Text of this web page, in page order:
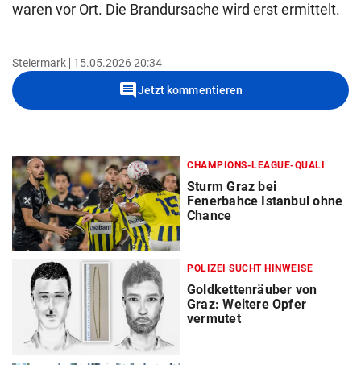
waren vor Ort. Die Brandursache wird erst ermittelt.
Steiermark 15.05.2026 20:34
commentJetzt kommentieren
CHAMPIONS-LEAGUE-QUALI
Sturm Graz bei
Fenerbahce Istanbul ohne
Chance
POLIZEI SUCHT HINWEISE
Goldkettenräuber von
Graz: Weitere Opfer
vermutet